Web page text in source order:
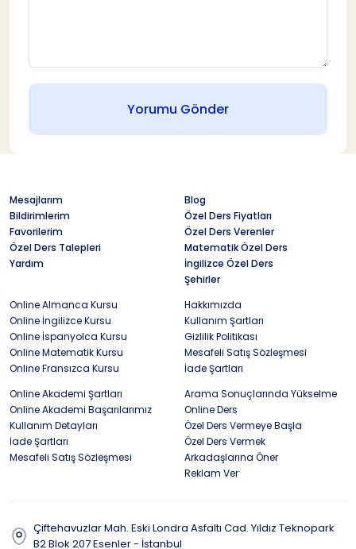
Yorumu Gönder
Mesajlarım
Bildirimlerim
Favorilerim
Özel Ders Talepleri
Yardım
Blog
Özel Ders Fiyatları
Özel Ders Verenler
Matematik Özel Ders
İngilizce Özel Ders
Şehirler
Online Almanca Kursu
Online İngilizce Kursu
Online İspanyolca Kursu
Online Matematik Kursu
Online Fransızca Kursu
Hakkımızda
Kullanım Şartları
Gizlilik Politikası
Mesafeli Satış Sözleşmesi
İade Şartları
Online Akademi Şartları
Online Akademi Başarılarımız
Kullanım Detayları
İade Şartları
Mesafeli Satış Sözleşmesi
Arama Sonuçlarında Yükselme
Online Ders
Özel Ders Vermeye Başla
Özel Ders Vermek
Arkadaşlarına Öner
Reklam Ver
Çiftehavuzlar Mah. Eski Londra Asfaltı Cad. Yıldız Teknopark
B2 Blok 207 Esenler - İstanbul